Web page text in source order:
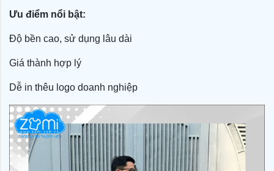
Ưu điểm nổi bật:
Độ bền cao, sử dụng lâu dài
Giá thành hợp lý
Dễ in thêu logo doanh nghiệp